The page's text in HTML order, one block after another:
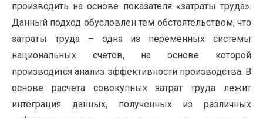
производить на основе показателя «затраты труда».
Данный подход обусловлен тем обстоятельством, что
затраты труда – одна из переменных системы
национальных счетов, на основе которой
производится анализ эффективности производства. В
основе расчета совокупных затрат труда лежит
интеграция данных, полученных из различных